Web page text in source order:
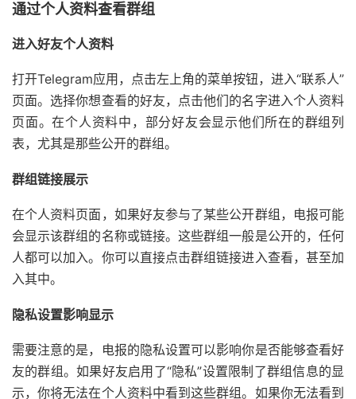
通过个人资料查看群组
进入好友个人资料
打开Telegram应用，点击左上角的菜单按钮，进入“联系人”
页面。选择你想查看的好友，点击他们的名字进入个人资料
页面。在个人资料中，部分好友会显示他们所在的群组列
表，尤其是那些公开的群组。
群组链接展示
在个人资料页面，如果好友参与了某些公开群组，电报可能
会显示该群组的名称或链接。这些群组一般是公开的，任何
人都可以加入。你可以直接点击群组链接进入查看，甚至加
入其中。
隐私设置影响显示
需要注意的是，电报的隐私设置可以影响你是否能够查看好
友的群组。如果好友启用了“隐私”设置限制了群组信息的显
示，你将无法在个人资料中看到这些群组。如果你无法看到